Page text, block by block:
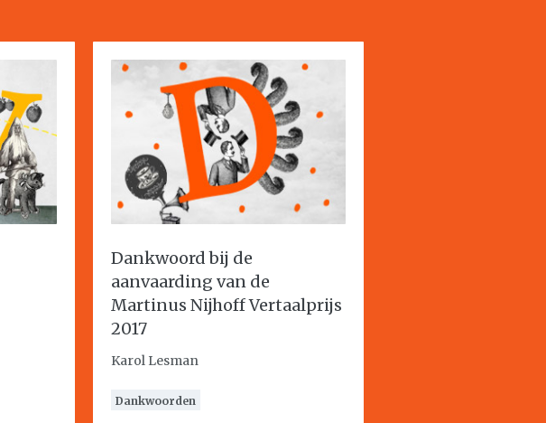
Dankwoord bij de
aanvaarding van de
Martinus Nijhoff Vertaalprijs
2017
Karol Lesman
Dankwoorden